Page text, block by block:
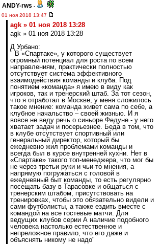
ANDY-rws -
01 ноя 2018 13:47
agk » 01 ноя 2018 13:28
agk » 01 ноя 2018 13:28
Д Урбано:
" В «Спартаке», у которого существует
огромный потенциал для роста по всем
направлениям, практически полностью
отсутствует система эффективного
взаимодействия команды и клуба. Под
понятием «команда» я имею в виду как
игроков, так и тренерский штаб. За тот сезон,
что я отработал в Москве, у меня сложилось
такое мнение: команда живет сама по себе, а
клубное начальство – своей жизнью. И я
вовсе не веду речь о синьоре Федуне - у него
хватает задач и посерьезнее. Беда в том, что
в клубе отсутствует спортивный или
генеральный директор, который бы
ежедневно жил проблемами команды и
всегда был в курсе внутренней кухни. Нет в
«Спартаке» такого топ-менеджера, что мог бы
не через третьи руки и чьи-то мнения, а
напрямую погружаться с головой в
ежедневный быт команды, то есть регулярно
посещать базу в Тарасовке и общаться с
тренерским штабом, присутствовать на
тренировках, чтобы это обязательно видели и
сами футболисты, а также ездить вместе с
командой на все гостевые матчи. Для
ведущих клубов серии А наличие подобного
человека настолько естественное и
непреложное правило, что его даже и
объяснять никому не надо"